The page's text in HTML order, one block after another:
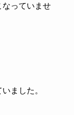
なっていませ
ました。